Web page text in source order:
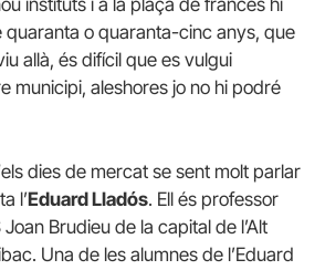
quaranta o quaranta-cinc anys, que
allà, és difícil que es vulgui
municipi, aleshores jo no hi podré
dies de mercat se sent molt parlar
l’Eduard Lladós. Ell és professor
Brudieu de la capital de l’Alt
Una de les alumnes de l’Eduard